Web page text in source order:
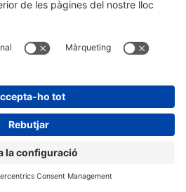
alguns dels principals atractius del
i el castell i les mines de sal de